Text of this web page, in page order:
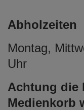
Abholzeiten
Montag,
Uhr
Achtung die
Medienkorb